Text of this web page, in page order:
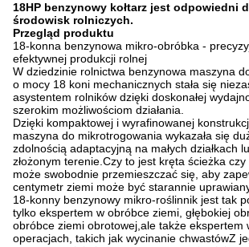
18HP benzynowy kołtarz jest odpowiedni
środowisk rolniczych.
Przegląd produktu
18-konna benzynowa mikro-obróbka -
efektywnej produkcji rolnej
W dziedzinie rolnictwa benzynowa maszyna
o mocy 18 koni mechanicznych stała się
asystentem rolników dzięki doskonałej
szerokim możliwościom działania.
Dzięki kompaktowej i wyrafinowanej
maszyna do mikrotrogowania wykazała się
zdolnością adaptacyjną na małych działkach
złożonym terenie.Czy to jest kręta ścieżka czy
może swobodnie przemieszczać się, aby
centymetr ziemi może być starannie
18-konny benzynowy mikro-roślinnik jest tak
tylko ekspertem w obróbce ziemi, głębokiej
obróbce ziemi obrotowej,ale także ekspertem
operacjach, takich jak wycinanie chwastówZ